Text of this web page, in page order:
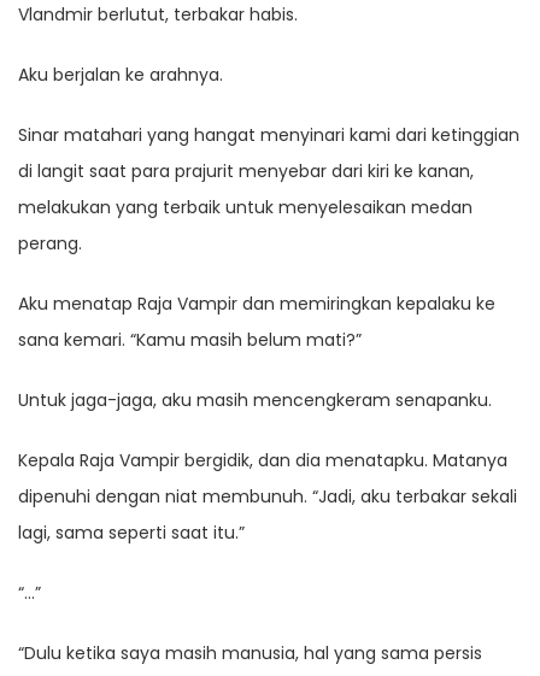
Vlandmir berlutut, terbakar habis.
Aku berjalan ke arahnya.
Sinar matahari yang hangat menyinari kami dari ketinggian
di langit saat para prajurit menyebar dari kiri ke kanan,
melakukan yang terbaik untuk menyelesaikan medan
perang.
Aku menatap Raja Vampir dan memiringkan kepalaku ke
sana kemari. “Kamu masih belum mati?”
Untuk jaga-jaga, aku masih mencengkeram senapanku.
Kepala Raja Vampir bergidik, dan dia menatapku. Matanya
dipenuhi dengan niat membunuh. “Jadi, aku terbakar sekali
lagi, sama seperti saat itu.”
“…”
“Dulu ketika saya masih manusia, hal yang sama persis